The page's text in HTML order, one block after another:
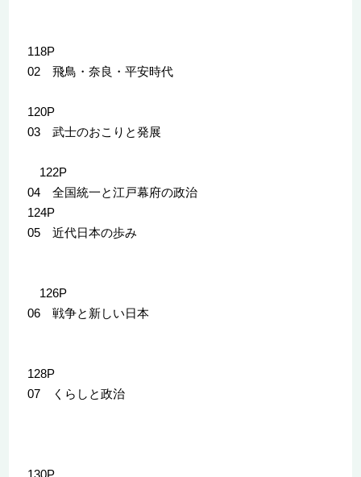
118P
02 飛鳥・奈良・平安時代
120P
03 武士のおこりと発展
122P
04 全国統一と江戸幕府の政治
124P
05 近代日本の歩み
126P
06 戦争と新しい日本
128P
07 くらしと政治
130P